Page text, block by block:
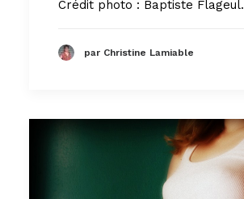
Crédit photo : Baptiste Flageul.
par Christine Lamiable